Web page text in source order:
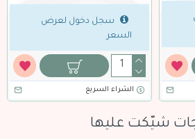
سجل دخول لعرض
السعر
الشراء السريع
شيّكت عليها